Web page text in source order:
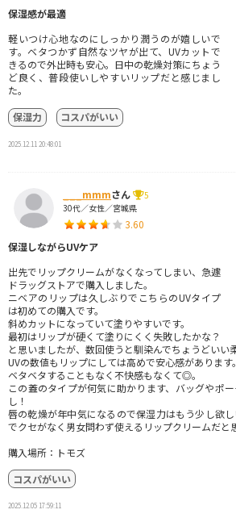
保湿感が最適
軽いつけ心地なのにしっかり潤うのが嬉しいで
す。ベタつかず自然なツヤが出て、UVカットで
きるので外出時も安心。日中の乾燥対策にちょう
ど良く、普段使いしやすいリップだと感じまし
た。
保湿力
コスパがいい
2025.12.11 20:48:01
___mmmさん
5
30代／女性／宮城県
3.60
保湿しながらUVケア
出先でリップクリームがなくなってしまい、急遽
ドラッグストアで購入しました。
ニベアのリップは久しぶりでこちらのUVタイプ
は初めての購入です。
斜めカットになっていて塗りやすいです。
最初はリップが硬くて塗りにくく失敗したかな？
と思いましたが、数回使うと馴染んでちょうどいい
UVの数値もリップにしては高めで安心感があります。
ベタベタすることもなく不快感もなくて◎。
この蓋のタイプが何気に助かります、バッグやポ
し！
唇の乾燥が年中気になるので保湿力はもう少し欲
でクセがなく男女問わず使えるリップクリームだと
購入場所：トモズ
コスパがいい
2025.12.05 17:59:11